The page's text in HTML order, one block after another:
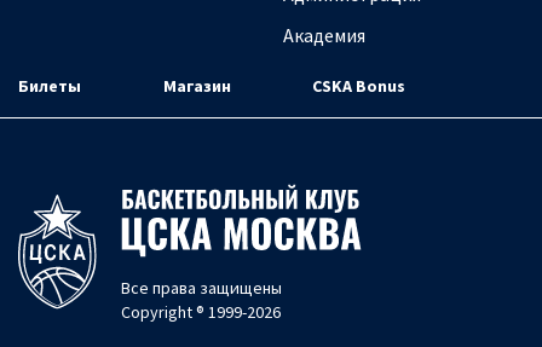
Академия
Билеты Магазин CSKA Bonus
Все права защищены
Copyright ® 1999-2026